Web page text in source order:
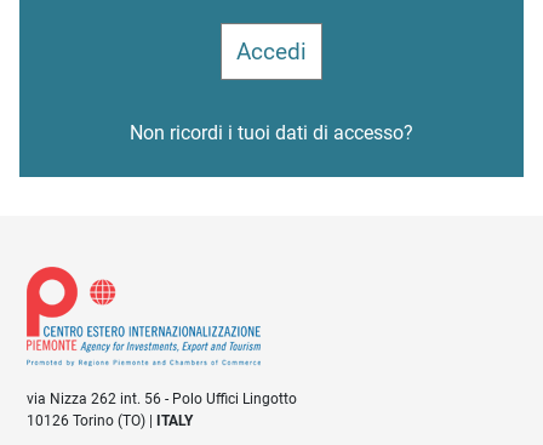
Non ricordi i tuoi dati di accesso?
via Nizza 262 int. 56 - Polo Uffici Lingotto
10126 Torino (TO) |
ITALY